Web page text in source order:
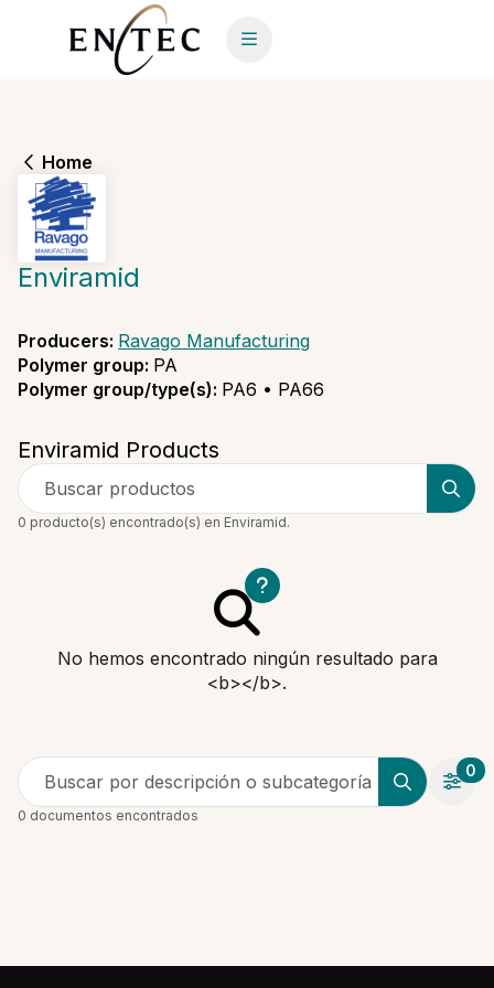
Home
Enviramid
Producers: Ravago Manufacturing
Polymer group: PA
Polymer group/type(s): PA6 • PA66
Enviramid Products
Buscar productos
0 producto(s) encontrado(s) en Enviramid.
No hemos encontrado ningún resultado para
<b></b>.
Buscar por descripción o subcategoría
0
0 documentos encontrados